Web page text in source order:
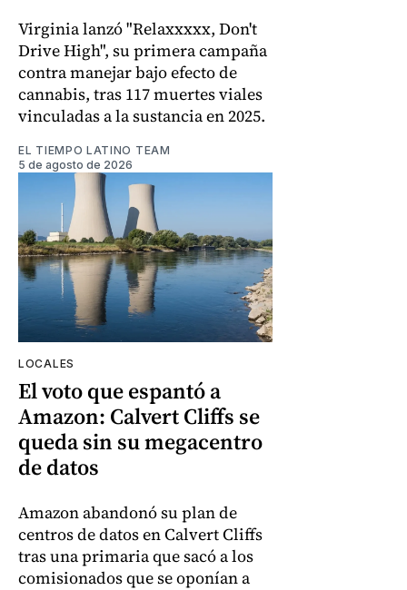
Virginia lanzó "Relaxxxxx, Don't
Drive High", su primera campaña
contra manejar bajo efecto de
cannabis, tras 117 muertes viales
vinculadas a la sustancia en 2025.
EL TIEMPO LATINO TEAM
5 de agosto de 2026
LOCALES
El voto que espantó a
Amazon: Calvert Cliffs se
queda sin su megacentro
de datos
Amazon abandonó su plan de
centros de datos en Calvert Cliffs
tras una primaria que sacó a los
comisionados que se oponían a